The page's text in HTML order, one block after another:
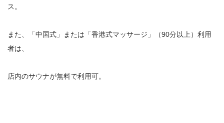
ス。
また、「中国式」または「香港式マッサージ」（90分以上）利用
者は、
店内のサウナが無料で利用可。